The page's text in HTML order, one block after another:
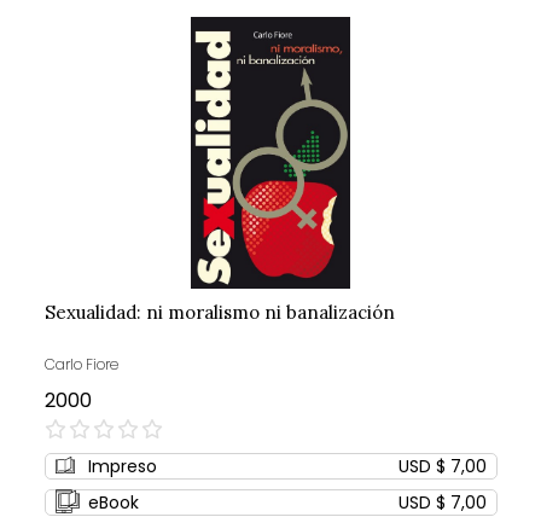
Sexualidad: ni moralismo ni banalización
Carlo Fiore
2000
0%
Impreso
USD $ 7,00
eBook
USD $ 7,00